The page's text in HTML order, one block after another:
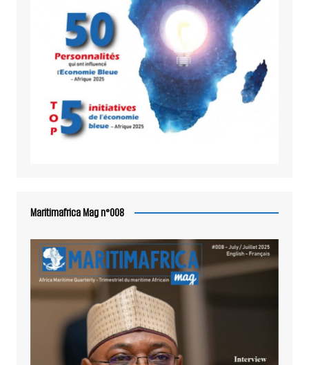
Maritimafrica Mag n°008